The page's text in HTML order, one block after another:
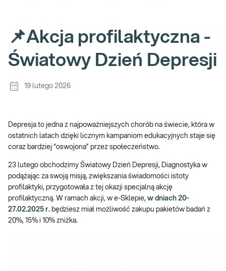
📌Akcja profilaktyczna -
Światowy Dzień Depresji
19 lutego 2026
Depresja to jedna z najpoważniejszych chorób na świecie, która w
ostatnich latach dzięki licznym kampaniom edukacyjnych staje się
coraz bardziej “oswojona” przez społeczeństwo.
23 lutego obchodzimy Światowy Dzień Depresji, Diagnostyka w
podążając za swoją misją, zwiększania świadomości istoty
profilaktyki, przygotowała z tej okazji specjalną akcję
profilaktyczną. W ramach akcji, w e-Sklepie, w dniach 20-
27.02.2025 r. będziesz miał możliwość zakupu pakietów badań z
20%, 15% i 10% zniżka.